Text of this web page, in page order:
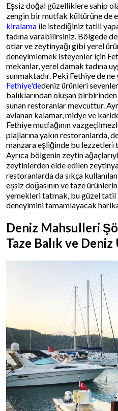
Eşsiz doğal güzelliklere sahip
zengin bir mutfak kültürüne de
kiralama ile istediğiniz tatili
tadına varabilirsiniz. Bölgede
otlar ve zeytinyağı gibi yerel
deneyimlemek isteyenler için
mekanlar, yerel damak tadına
sunmaktadır. Peki Fethiye de ne
Fethiye'dedeniz ürünleri
balıklarından oluşan
sunan restoranlar mevcuttur.
avlanan kalamar, midye ve
Fethiye mutfağının
plajlarına yakın restoranlarda,
manzara eşliğinde bu lezzetleri
Ayrıca bölgenin zeytin
zeytinlerden elde edilen
restoranlarda da sıkça
eşsiz doğasının ve taze
yemekleri tatmak, bu güzel tatil
deneyimini tamamlayacak
Deniz Mahsulleri
Taze Balık ve